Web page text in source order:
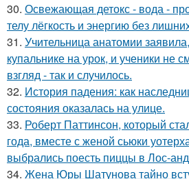
30. Освежающая детокс - вода -
телу лёгкость и энергию без
31. Учительница анатомии
купальнике на урок, и ученики не
взгляд - так и случилось.
32. История падения: как
состояния оказалась на улице.
33. Роберт Паттинсон, который
года, вместе с женой сьюки
выбрались поесть пиццы в Лос-
34. Жена Юры Шатунова тайно